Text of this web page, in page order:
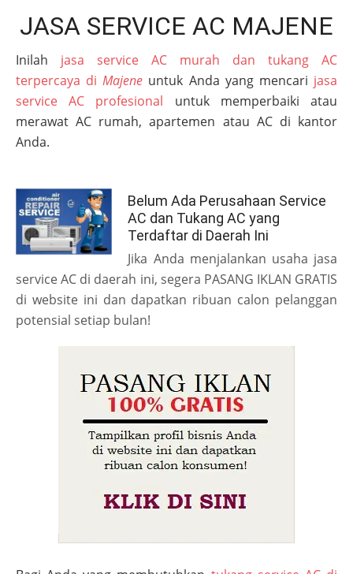
JASA SERVICE AC MAJENE
Inilah jasa service AC murah dan tukang AC
terpercaya diMajene untuk Anda yang mencari jasa
service AC profesional untuk memperbaiki atau
merawat AC rumah, apartemen atau AC di kantor
Anda.
Belum Ada Perusahaan Service
AC dan Tukang AC yang
Terdaftar di Daerah Ini
Jika Anda menjalankan usaha jasa
service AC di daerah ini, segera PASANG IKLAN GRATIS
di website ini dan dapatkan ribuan calon pelanggan
potensial setiap bulan!